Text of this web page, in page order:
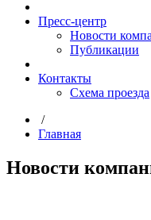
Пресс-центр
Новости
Публикации
Контакты
Схема проезда
/
Главная
Новости